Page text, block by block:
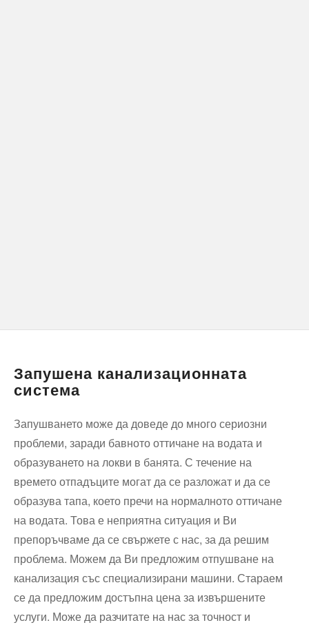
Запушена канализационната
система
Запушването може да доведе до много сериозни
проблеми, заради бавното оттичане на водата и
образуването на локви в банята. С течение на
времето отпадъците могат да се разложат и да се
образува тапа, което пречи на нормалното оттичане
на водата. Това е неприятна ситуация и Ви
препоръчваме да се свържете с нас, за да решим
проблема. Можем да Ви предложим отпушване на
канализация със специализирани машини. Стараем
се да предложим достъпна цена за извършените
услуги. Може да разчитате на нас за точност и